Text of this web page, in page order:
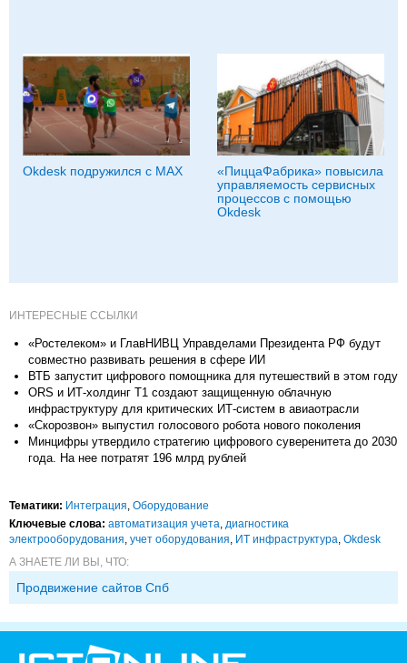
Okdesk подружился с MAX
«ПиццаФабрика» повысила
управляемость сервисных
процессов с помощью
Okdesk
ИНТЕРЕСНЫЕ ССЫЛКИ
«Ростелеком» и ГлавНИВЦ Управделами Президента РФ будут
совместно развивать решения в сфере ИИ
ВТБ запустит цифрового помощника для путешествий в этом году
ORS и ИТ-холдинг T1 создают защищенную облачную
инфраструктуру для критических ИТ-систем в авиаотрасли
«Скорозвон» выпустил голосового робота нового поколения
Минцифры утвердило стратегию цифрового суверенитета до 2030
года. На нее потратят 196 млрд рублей
Тематики: Интеграция, Оборудование
Ключевые слова: автоматизация учета, диагностика
электрооборудования, учет оборудования, ИТ инфраструктура, Okdesk
А ЗНАЕТЕ ЛИ ВЫ, ЧТО:
Продвижение сайтов Спб